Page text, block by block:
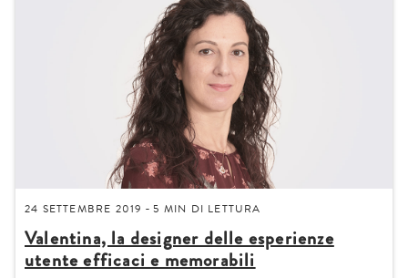
24 SETTEMBRE 2019 -5 MIN DI LETTURA
Valentina, la designer delle esperienze
utente efficaci e memorabili